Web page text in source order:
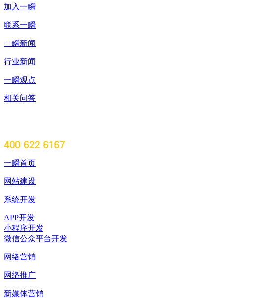
加入一瞬
联系一瞬
一瞬新闻
行业新闻
一瞬观点
相关问答
一瞬首页
网站建设
系统开发
APP开发
小程序开发
微信公众平台开发
网络营销
网络推广
新媒体营销